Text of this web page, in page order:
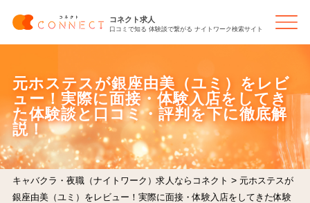
コネクト求人
口コミで知る 体験談で繋がる ナイトワーク検索サイト
元ホステスが銀座由美（ユミ）をレビ
ュー！実際に面接・体験入店をしてき
た体験談と口コミ・評判を下に徹底解
説！
キャバクラ・夜職（ナイトワーク）求人ならコネクト > 元ホステスが
銀座由美（ユミ）をレビュー！実際に面接・体験入店をしてきた体験